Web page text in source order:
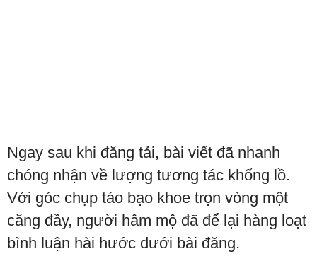
Ngay sau khi đăng tải, bài viết đã nhanh
chóng nhận về lượng tương tác khổng lồ.
Với góc chụp táo bạo khoe trọn vòng một
căng đầy, người hâm mộ đã để lại hàng loạt
bình luận hài hước dưới bài đăng.